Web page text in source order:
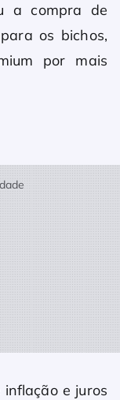
a compra de
os bichos,
por mais
inflação e juros